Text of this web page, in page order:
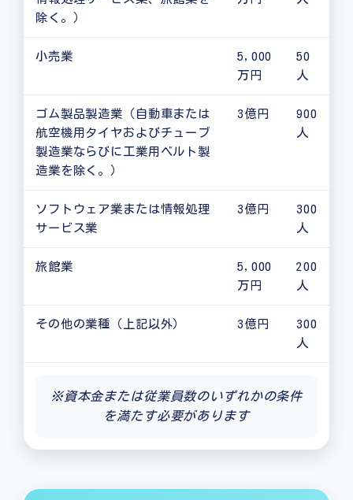
除く。）
小売業
5,000
万円
50
人
ゴム製品製造業（自動車または
航空機用タイヤおよびチューブ
製造業ならびに工業用ベルト製
造業を除く。）
3億円
900
人
ソフトウェア業または情報処理
サービス業
3億円
300
人
旅館業
5,000
万円
200
人
その他の業種（上記以外） 3億円
300
人
※資本金または従業員数のいずれかの条件
を満たす必要があります